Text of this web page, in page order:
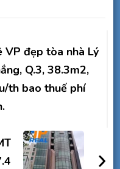
VP đẹp tòa nhà Lý
Q.3, 38.3m2,
th bao thuế phí